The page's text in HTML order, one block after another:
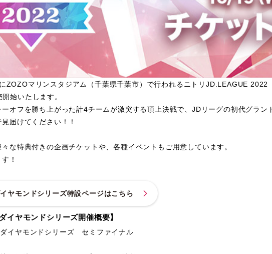
ZOZOマリンスタジアム（千葉県千葉市）で行われるニトリJD.LEAGUE
始いたします。
オフを勝ち上がった計4チームが激突する頂上決戦で、JDリーグの初代グラン
届けてください！！
な特典付きの企画チケットや、各種イベントもご用意しています。
！
ヤモンドシリーズ特設ページはこちら
イヤモンドシリーズ開催概要】
イヤモンドシリーズ セミファイナル